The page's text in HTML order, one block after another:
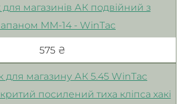
для магазинів АК подвійний з
MM-14 - WinTac
575 ₴
для магазину АК 5.45 WinTac
посилений тиха кліпса хакі